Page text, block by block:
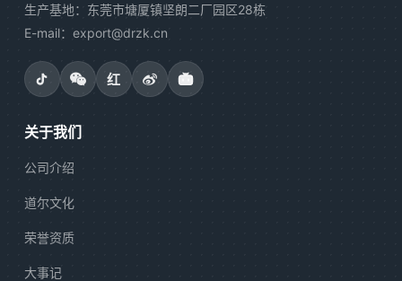
生产基地：东莞市塘厦镇坚朗二厂园区28栋
E-mail：export@drzk.cn
红
关于我们
公司介绍
道尔文化
荣誉资质
大事记